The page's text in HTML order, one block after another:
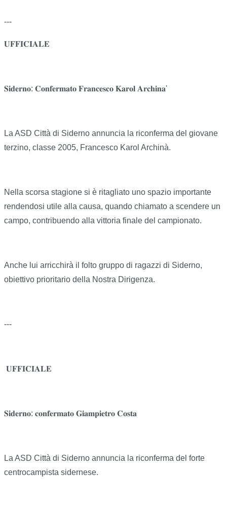
---
𝐔𝐅𝐅𝐈𝐂𝐈𝐀𝐋𝐄
𝐒𝐢𝐝𝐞𝐫𝐧𝐨: 𝐂𝐨𝐧𝐟𝐞𝐫𝐦𝐚𝐭𝐨 𝐅𝐫𝐚𝐧𝐜𝐞𝐬𝐜𝐨 𝐊𝐚𝐫𝐨𝐥 𝐀𝐫𝐜𝐡𝐢𝐧𝐚'
La ASD Città di Siderno annuncia la riconferma del giovane
terzino, classe 2005, Francesco Karol Archinà.
Nella scorsa stagione si è ritagliato uno spazio importante
rendendosi utile alla causa, quando chiamato a scendere un
campo, contribuendo alla vittoria finale del campionato.
Anche lui arricchirà il folto gruppo di ragazzi di Siderno,
obiettivo prioritario della Nostra Dirigenza.
---
𝐔𝐅𝐅𝐈𝐂𝐈𝐀𝐋𝐄
𝐒𝐢𝐝𝐞𝐫𝐧𝐨: 𝐜𝐨𝐧𝐟𝐞𝐫𝐦𝐚𝐭𝐨 𝐆𝐢𝐚𝐦𝐩𝐢𝐞𝐭𝐫𝐨 𝐂𝐨𝐬𝐭𝐚
La ASD Città di Siderno annuncia la riconferma del forte
centrocampista sidernese.